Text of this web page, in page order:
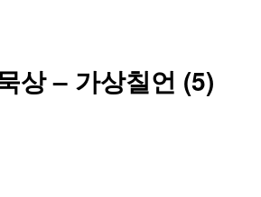
상 – 가상칠언 (5)